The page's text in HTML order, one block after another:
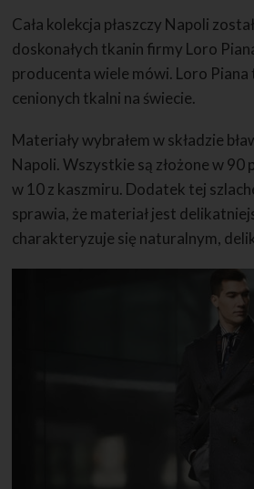
Cała kolekcja płaszczy Napoli
doskonałych tkanin firmy Loro
producenta wiele mówi. Loro Piana
cenionych tkalni na świecie.
Materiały wybrałem w składzie
Napoli. Wszystkie są złożone w 90
w 10 z kaszmiru. Dodatek tej
sprawia, że materiał jest
charakteryzuje się naturalnym,